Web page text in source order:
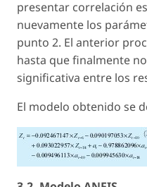
presentar correlación
nuevamente los
punto 2. El anterior
hasta que finalmente
significativa entre los
El modelo obtenido se